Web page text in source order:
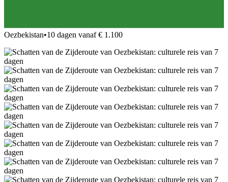
Oezbekistan•10 dagen vanaf € 1.100